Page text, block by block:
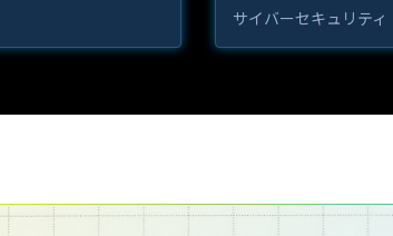
サイバーセキュリティ